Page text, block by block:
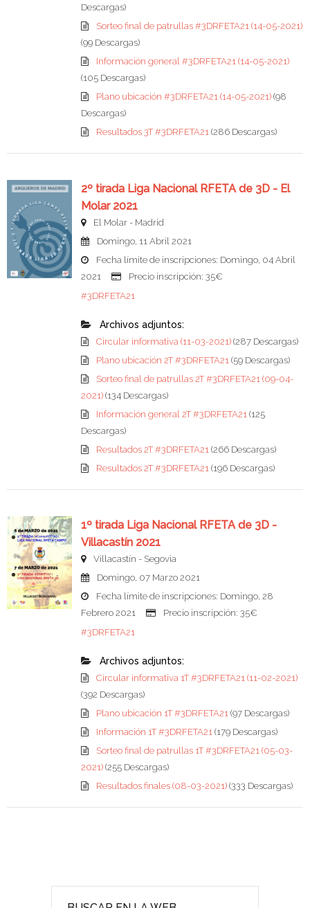
Descargas)
Sorteo final de patrullas #3DRFETA21 (14-05-2021)
(99 Descargas)
Información general #3DRFETA21 (14-05-2021)
(105 Descargas)
Plano ubicación #3DRFETA21 (14-05-2021) (98
Descargas)
Resultados 3T #3DRFETA21 (286 Descargas)
2º tirada Liga Nacional RFETA de 3D - El
Molar 2021
El Molar - Madrid
Domingo, 11 Abril 2021
Fecha límite de inscripciones: Domingo, 04 Abril
2021
Precio inscripción: 35€
#3DRFETA21
Archivos adjuntos:
Circular informativa (11-03-2021) (287 Descargas)
Plano ubicación 2T #3DRFETA21 (59 Descargas)
Sorteo final de patrullas 2T #3DRFETA21 (09-04-
2021) (134 Descargas)
Información general 2T #3DRFETA21 (125
Descargas)
Resultados 2T #3DRFETA21 (266 Descargas)
Resultados 2T #3DRFETA21 (196 Descargas)
1º tirada Liga Nacional RFETA de 3D -
Villacastín 2021
Villacastín - Segovia
Domingo, 07 Marzo 2021
Fecha límite de inscripciones: Domingo, 28
Febrero 2021
Precio inscripción: 35€
#3DRFETA21
Archivos adjuntos:
Circular informativa 1T #3DRFETA21 (11-02-2021)
(392 Descargas)
Plano ubicación 1T #3DRFETA21 (97 Descargas)
Información 1T #3DRFETA21 (179 Descargas)
Sorteo final de patrullas 1T #3DRFETA21 (05-03-
2021) (255 Descargas)
Resultados finales (08-03-2021) (333 Descargas)